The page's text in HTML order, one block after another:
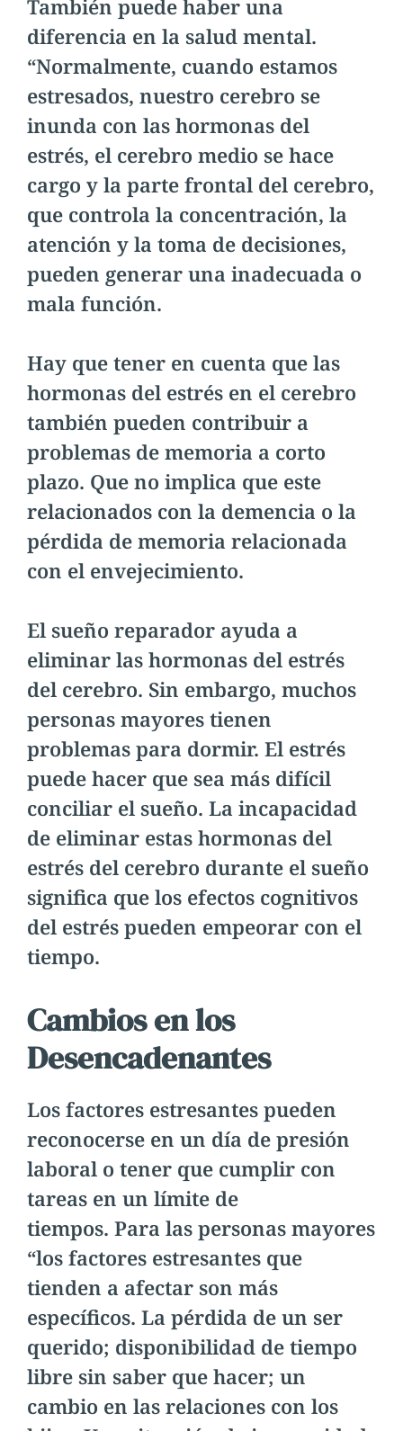
También puede haber una
diferencia en la salud mental.
“Normalmente, cuando estamos
estresados, nuestro cerebro se
inunda con las hormonas del
estrés, el cerebro medio se hace
cargo y la parte frontal del cerebro,
que controla la concentración, la
atención y la toma de decisiones,
pueden generar una inadecuada o
mala función.
Hay que tener en cuenta que las
hormonas del estrés en el cerebro
también pueden contribuir a
problemas de memoria a corto
plazo. Que no implica que este
relacionados con la demencia o la
pérdida de memoria relacionada
con el envejecimiento.
El sueño reparador ayuda a
eliminar las hormonas del estrés
del cerebro. Sin embargo, muchos
personas mayores tienen
problemas para dormir. El estrés
puede hacer que sea más difícil
conciliar el sueño. La incapacidad
de eliminar estas hormonas del
estrés del cerebro durante el sueño
significa que los efectos cognitivos
del estrés pueden empeorar con el
tiempo.
Cambios en los
Desencadenantes
Los factores estresantes pueden
reconocerse en un día de presión
laboral o tener que cumplir con
tareas en un límite de
tiempos. Para las personas mayores
“los factores estresantes que
tienden a afectar son más
específicos. La pérdida de un ser
querido; disponibilidad de tiempo
libre sin saber que hacer; un
cambio en las relaciones con los